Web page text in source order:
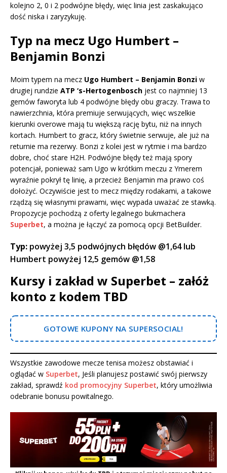
kolejno 2, 0 i 2 podwójne błędy, więc linia jest zaskakująco
dość niska i zaryzykuję.
Typ na mecz Ugo Humbert –
Benjamin Bonzi
Moim typem na mecz Ugo Humbert – Benjamin Bonzi w
drugiej rundzie ATP ‘s-Hertogenbosch jest co najmniej 13
gemów faworyta lub 4 podwójne błędy obu graczy. Trawa to
nawierzchnia, która premiuje serwujących, więc wszelkie
kierunki overowe mają tu większą rację bytu, niż na innych
kortach. Humbert to gracz, który świetnie serwuje, ale już na
returnie ma rezerwy. Bonzi z kolei jest w rytmie i ma bardzo
dobre, choć stare H2H. Podwójne błędy też mają spory
potencjał, ponieważ sam Ugo w krótkim meczu z Ymerem
wyraźnie pokrył tę linię, a przecież Benjamin ma prawo coś
dołożyć. Oczywiście jest to mecz między rodakami, a takowe
rządzą się własnymi prawami, więc wypada uważać ze stawką.
Propozycje pochodzą z oferty legalnego bukmachera
Superbet, a można je łączyć za pomocą opcji BetBuilder.
Typ: powyżej 3,5 podwójnych błędów @1,64 lub
Humbert powyżej 12,5 gemów @1,58
Kursy i zakład w Superbet – załóż
konto z kodem TBD
GOTOWE KUPONY NA SUPERSOCIAL!
Wszystkie zawodowe mecze tenisa możesz obstawiać i
oglądać w Superbet, Jeśli planujesz postawić swój pierwszy
zakład, sprawdź kod promocyjny Superbet, który umożliwia
odebranie bonusu powitalnego.